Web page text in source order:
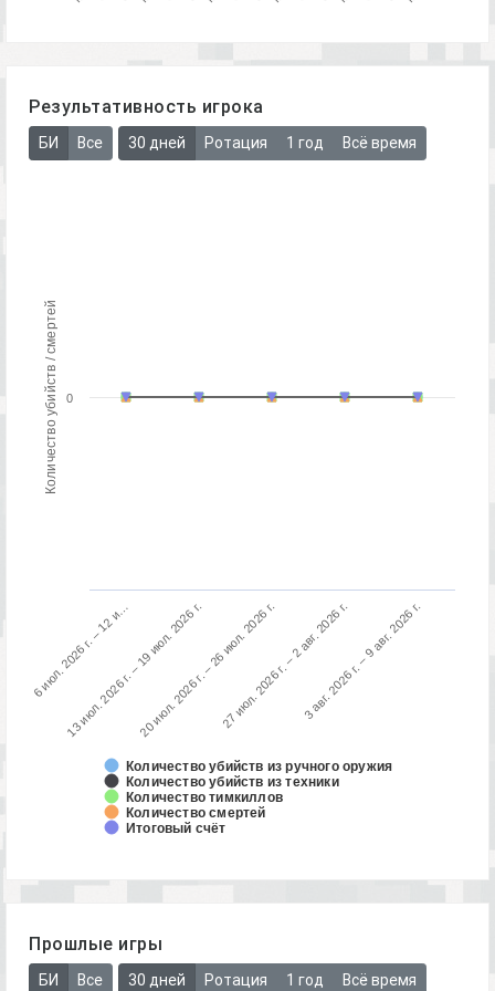
Результативность игрока
БИ Все 30 дней Ротация 1 год Всё время
Количество убийств / смертей
Количество убийств из ручного оружия
Количество убийств из техники
Количество тимкиллов
Количество смертей
Итоговый счёт
6 июл. 2026 г. – 12 и…
13 июл. 2026 г. – 19 июл. 2026 г.20 июл. 2026 г. – 26 июл. 2026 г.27 июл. 2026 г. – 2 авг. 2026 г.3 авг. 2026 г. – 9 авг. 2026 г.
0
Прошлые игры
БИ Все 30 дней Ротация 1 год Всё время